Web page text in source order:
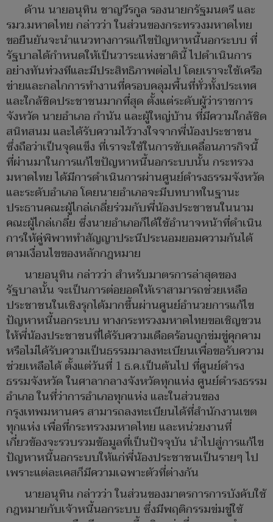
ด้าน นายอนุทิน ชาญวีรกูล รองนายกรัฐมนตรี และ
รมว.มหาดไทย กล่าวว่า ในส่วนของกระทรวงมหาดไทย
ขอยืนยันจะนำแนวทางการแก้ไขปัญหาหนี้นอกระบบ ที่
รัฐบาลได้กำหนดให้เป็นวาระแห่งชาตินี้ ไปดำเนินการ
อย่างทันท่วงทีและมีประสิทธิภาพต่อไป โดยเราจะใช้เครือ
ข่ายและกลไกการทำงานที่ครอบคลุมพื้นที่ทั่วทั้งประเทศ
และใกล้ชิดประชาชนมากที่สุด ตั้งแต่ระดับผู้ว่าราชการ
จังหวัด นายอำเภอ กำนัน และผู้ใหญ่บ้าน ที่มีความใกล้ชิด
สนิทสนม และได้รับความไว้วางใจจากพี่น้องประชาชน
ซึ่งถือว่าเป็นจุดแข็ง ที่เราจะใช้ในการขับเคลื่อนภารกิจนี้
ที่ผ่านมาในการแก้ไขปัญหาหนี้นอกระบบนั้น กระทรวง
มหาดไทย ได้มีการดำเนินการผ่านศูนย์ดำรงธรรมจังหวัด
และระดับอำเภอ โดยนายอำเภอจะมีบทบาทในฐานะ
ประธานคณะผู้ไกล่เกลี่ยร่วมกับพี่น้องประชาชนในนาม
คณะผู้ไกล่เกลี่ย ซึ่งนายอำเภอก็ได้ใช้อำนาจหน้าที่ดำเนิน
การให้คู่พิพาททำสัญญาประนีประนอมยอมความกันได้
ตามเงื่อนไขของหลักกฎหมาย
นายอนุทิน กล่าวว่า สำหรับมาตรการล่าสุดของ
รัฐบาลนั้น จะเป็นการต่อยอดให้เราสามารถช่วยเหลือ
ประชาชนในเชิงรุกได้มากขึ้นผ่านศูนย์อำนวยการแก้ไข
ปัญหาหนี้นอกระบบ ทางกระทรวงมหาดไทยขอเชิญชวน
ให้พี่น้องประชาชนที่ได้รับความเดือดร้อนถูกข่มขู่คุกคาม
หรือไม่ได้รับความเป็นธรรมมาลงทะเบียนเพื่อขอรับความ
ช่วยเหลือได้ ตั้งแต่วันที่ 1 ธ.ค.เป็นต้นไป ที่ศูนย์ดำรง
ธรรมจังหวัด ในศาลากลางจังหวัดทุกแห่ง ศูนย์ดำรงธรรม
อำเภอ ในที่ว่าการอำเภอทุกแห่ง และในส่วนของ
กรุงเทพมหานคร สามารถลงทะเบียนได้ที่สำนักงานเขต
ทุกแห่ง เพื่อที่กระทรวงมหาดไทย และหน่วยงานที่
เกี่ยวข้องจะรวบรวมข้อมูลที่เป็นปัจจุบัน นำไปสู่การแก้ไข
ปัญหาหนี้นอกระบบให้แก่พี่น้องประชาชนเป็นรายๆ ไป
เพราะแต่ละเคสก็มีความเฉพาะตัวที่ต่างกัน
นายอนุทิน กล่าวว่า ในส่วนของมาตรการการบังคับใช้
กฎหมายกับเจ้าหนี้นอกระบบ ซึ่งมีพฤติกรรมข่มขู่ใช้